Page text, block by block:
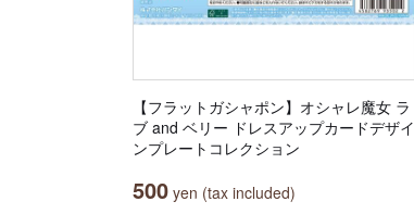
【フラットガシャポン】オシャレ魔女 ラ
ブ and ベリー ドレスアップカードデザイ
ンプレートコレクション
500 yen (tax included)